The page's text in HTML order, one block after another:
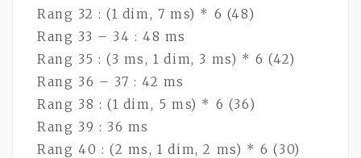
Rang 32 : (1 dim, 7 ms) * 6 (48)
Rang 33 – 34 : 48 ms
Rang 35 : (3 ms, 1 dim, 3 ms) * 6 (42)
Rang 36 – 37 : 42 ms
Rang 38 : (1 dim, 5 ms) * 6 (36)
Rang 39 : 36 ms
Rang 40 : (2 ms, 1 dim, 2 ms) * 6 (30)